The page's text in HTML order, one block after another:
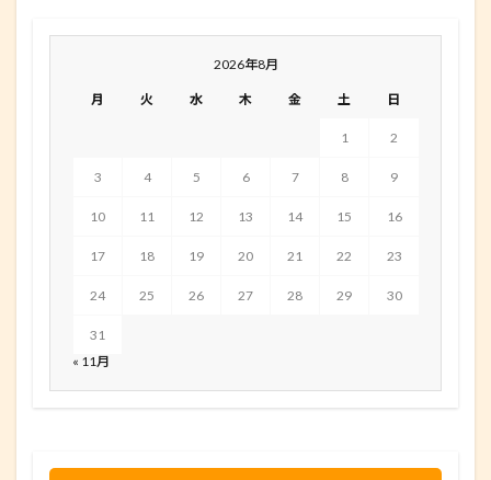
2026年8月
月 火 水 木 金 土 日
1 2
3 4 5 6 7 8 9
10 11 12 13 14 15 16
17 18 19 20 21 22 23
24 25 26 27 28 29 30
31
« 11月